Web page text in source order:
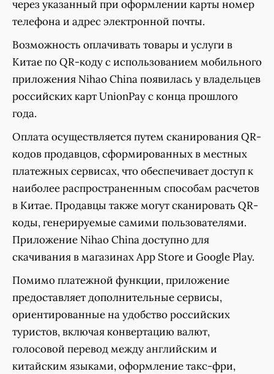
через указанный при оформлении карты номер
телефона и адрес электронной почты.
Возможность оплачивать товары и услуги в
Китае по QR-коду с использованием мобильного
приложения Nihao China появилась у владельцев
российских карт UnionPay с конца прошлого
года.
Оплата осуществляется путем сканирования QR-
кодов продавцов, сформированных в местных
платежных сервисах, что обеспечивает доступ к
наиболее распространенным способам расчетов
в Китае. Продавцы также могут сканировать QR-
коды, генерируемые самими пользователями.
Приложение Nihao China доступно для
скачивания в магазинах App Store и Google Play.
Помимо платежной функции, приложение
предоставляет дополнительные сервисы,
ориентированные на удобство российских
туристов, включая конвертацию валют,
голосовой перевод между английским и
китайским языками, оформление такс-фри,